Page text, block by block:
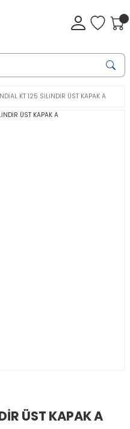
KT 125 SİLİNDİR ÜST KAPAK A
ÜST KAPAK A